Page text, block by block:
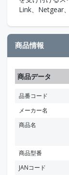
Link、Netgear
商品情報
商品データ
品番コード
メーカー名
商品名
商品型番
JANコード